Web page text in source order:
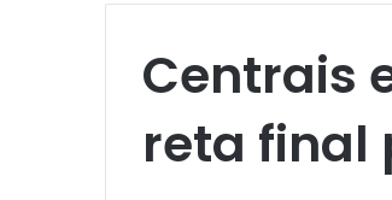
Centrais
reta final